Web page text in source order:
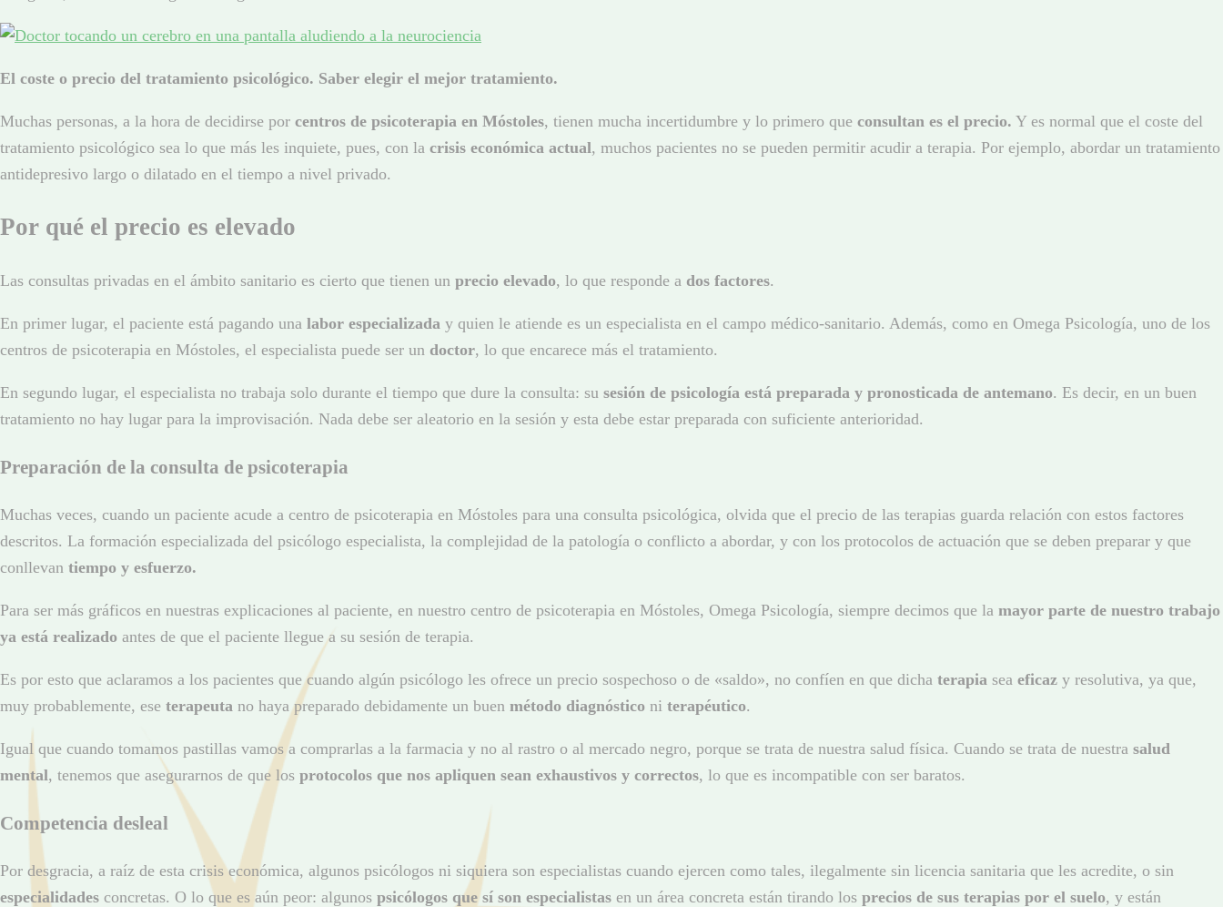
El coste o precio del tratamiento psicológico. Saber elegir el mejor tratamiento.
Muchas personas, a la hora de decidirse por centros de psicoterapia en Móstoles, tienen mucha incertidumbre y lo primero que consultan es el precio. Y es normal que el coste del
tratamiento psicológico sea lo que más les inquiete, pues, con la crisis económica actual, muchos pacientes no se pueden permitir acudir a terapia. Por ejemplo, abordar un tratamiento
antidepresivo largo o dilatado en el tiempo a nivel privado.
Por qué el precio es elevado
Las consultas privadas en el ámbito sanitario es cierto que tienen un precio elevado, lo que responde a dos factores.
En primer lugar, el paciente está pagando una labor especializada y quien le atiende es un especialista en el campo médico-sanitario. Además, como en Omega Psicología, uno de los
centros de psicoterapia en Móstoles, el especialista puede ser un doctor, lo que encarece más el tratamiento.
En segundo lugar, el especialista no trabaja solo durante el tiempo que dure la consulta: su sesión de psicología está preparada y pronosticada de antemano. Es decir, en un buen
tratamiento no hay lugar para la improvisación. Nada debe ser aleatorio en la sesión y esta debe estar preparada con suficiente anterioridad.
Preparación de la consulta de psicoterapia
Muchas veces, cuando un paciente acude a centro de psicoterapia en Móstoles para una consulta psicológica, olvida que el precio de las terapias guarda relación con estos factores
descritos. La formación especializada del psicólogo especialista, la complejidad de la patología o conflicto a abordar, y con los protocolos de actuación que se deben preparar y que
conllevan tiempo y esfuerzo.
Para ser más gráficos en nuestras explicaciones al paciente, en nuestro centro de psicoterapia en Móstoles, Omega Psicología, siempre decimos que la mayor parte de nuestro trabajo
ya está realizado antes de que el paciente llegue a su sesión de terapia.
Es por esto que aclaramos a los pacientes que cuando algún psicólogo les ofrece un precio sospechoso o de «saldo», no confíen en que dicha terapia sea eficaz y resolutiva, ya que,
muy probablemente, ese terapeuta no haya preparado debidamente un buen método diagnóstico ni terapéutico.
Igual que cuando tomamos pastillas vamos a comprarlas a la farmacia y no al rastro o al mercado negro, porque se trata de nuestra salud física. Cuando se trata de nuestra salud
mental, tenemos que asegurarnos de que los protocolos que nos apliquen sean exhaustivos y correctos, lo que es incompatible con ser baratos.
Competencia desleal
Por desgracia, a raíz de esta crisis económica, algunos psicólogos ni siquiera son especialistas cuando ejercen como tales, ilegalmente sin licencia sanitaria que les acredite, o sin
especialidades concretas. O lo que es aún peor: algunos psicólogos que sí son especialistas en un área concreta están tirando los precios de sus terapias por el suelo, y están